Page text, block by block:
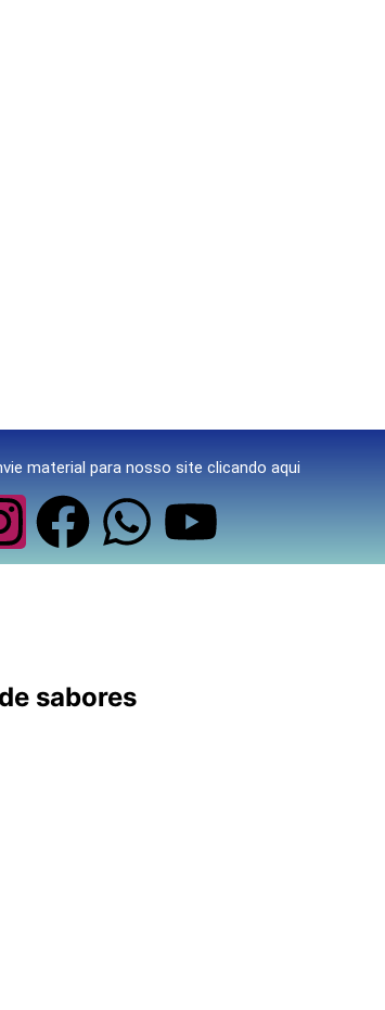
material para nosso site clicando aqui
sabores